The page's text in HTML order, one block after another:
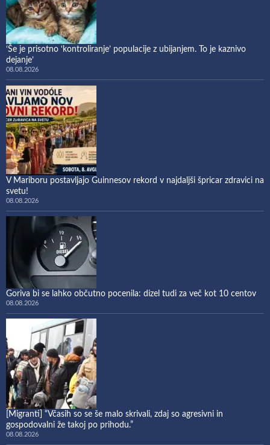
‘Še je prisotno ‘kontroliranje’ populacije z ubijanjem. To je kaznivo
dejanje’
08.08.2026
V Mariboru postavljajo Guinnesov rekord v najdaljši špricar zdravici na
svetu!
08.08.2026
Goriva bi se lahko občutno pocenila: dizel tudi za več kot 10 centov
08.08.2026
[Migranti] “Včasih so se še malo skrivali, zdaj so agresivni in
gospodovalni že takoj po prihodu.”
08.08.2026